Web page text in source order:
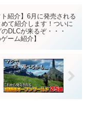
ト紹介】6月に発売される
て紹介します！ついに
DLCが来るぞ・・・
ーム紹介】